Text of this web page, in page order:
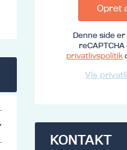
Opret
Denne side
reCAPTCHA
privatlivspolitik
Vis
KONTAKT